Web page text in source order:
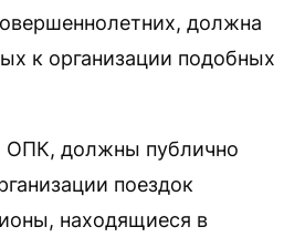
должна
к организации подобных
ОПК, должны публично
поездок
находящиеся в